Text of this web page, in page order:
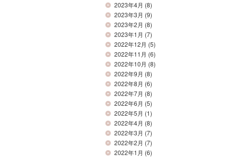
2023年4月 (8)
2023年3月 (9)
2023年2月 (8)
2023年1月 (7)
2022年12月 (5)
2022年11月 (6)
2022年10月 (8)
2022年9月 (8)
2022年8月 (6)
2022年7月 (8)
2022年6月 (5)
2022年5月 (1)
2022年4月 (8)
2022年3月 (7)
2022年2月 (7)
2022年1月 (6)